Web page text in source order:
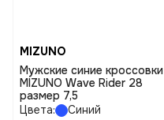
MIZUNO
Мужские синие кроссовки
MIZUNO Wave Rider 28
размер 7,5
Цвета:
Синий